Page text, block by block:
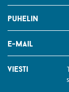
puhelin
e-mail
viesti